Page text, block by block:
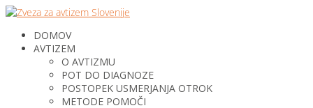
DOMOV
AVTIZEM
O AVTIZMU
POT DO DIAGNOZE
POSTOPEK USMERJANJA OTROK
METODE POMOČI